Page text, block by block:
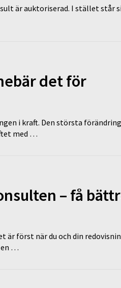
är auktoriserad. I stället står
det för
i kraft. Den största
med …
– få
är först när du och din
en …